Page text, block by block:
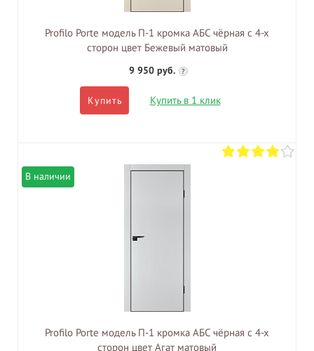
Profilo Porte модель П-1 кромка АБС чёрная с 4-х
сторон цвет Бежевый матовый
9 950 руб. ?
Купить Купить в 1 клик
В наличии
Profilo Porte модель П-1 кромка АБС чёрная с 4-х
сторон цвет Агат матовый